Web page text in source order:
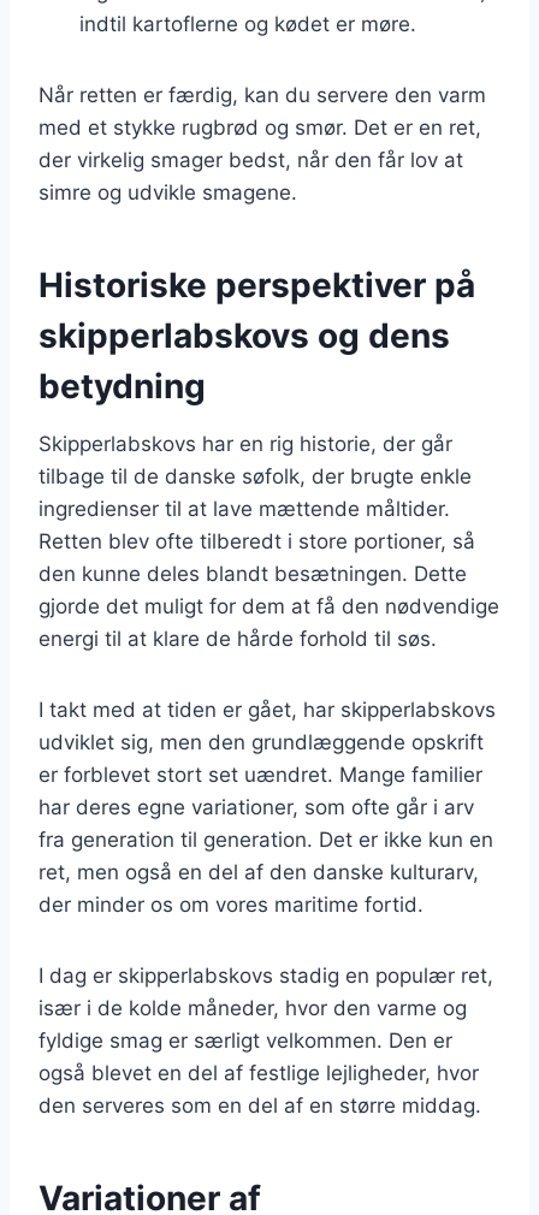
indtil kartoflerne og kødet er møre.
Når retten er færdig, kan du servere den varm
med et stykke rugbrød og smør. Det er en ret,
der virkelig smager bedst, når den får lov at
simre og udvikle smagene.
Historiske perspektiver på
skipperlabskovs og dens
betydning
Skipperlabskovs har en rig historie, der går
tilbage til de danske søfolk, der brugte enkle
ingredienser til at lave mættende måltider.
Retten blev ofte tilberedt i store portioner, så
den kunne deles blandt besætningen. Dette
gjorde det muligt for dem at få den nødvendige
energi til at klare de hårde forhold til søs.
I takt med at tiden er gået, har skipperlabskovs
udviklet sig, men den grundlæggende opskrift
er forblevet stort set uændret. Mange familier
har deres egne variationer, som ofte går i arv
fra generation til generation. Det er ikke kun en
ret, men også en del af den danske kulturarv,
der minder os om vores maritime fortid.
I dag er skipperlabskovs stadig en populær ret,
især i de kolde måneder, hvor den varme og
fyldige smag er særligt velkommen. Den er
også blevet en del af festlige lejligheder, hvor
den serveres som en del af en større middag.
Variationer af